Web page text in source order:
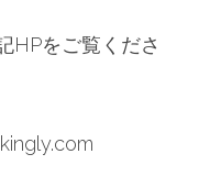
HPをご覧くださ